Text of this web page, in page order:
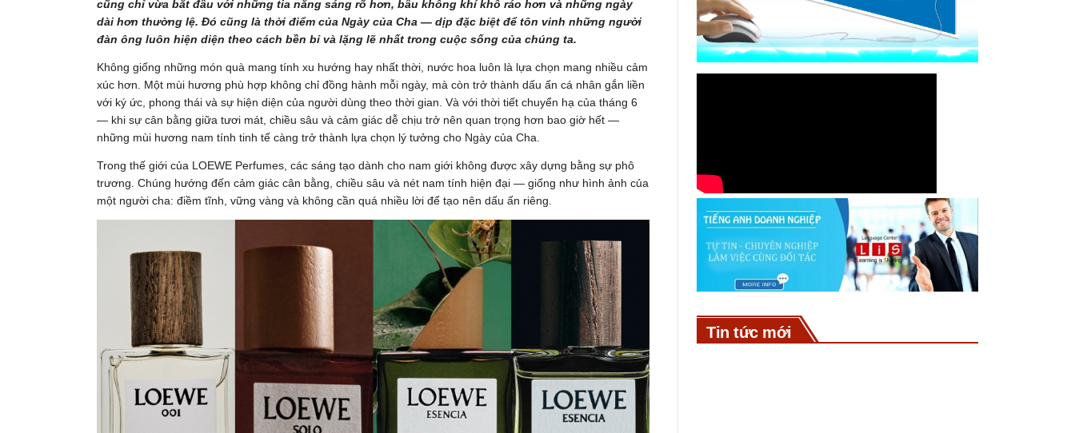
cũng chỉ vừa bắt đầu với những tia nắng sáng rõ hơn, bầu không khí khô ráo hơn và những ngày
dài hơn thường lệ. Đó cũng là thời điểm của Ngày của Cha — dịp đặc biệt để tôn vinh những người
đàn ông luôn hiện diện theo cách bền bỉ và lặng lẽ nhất trong cuộc sống của chúng ta.
Không giống những món quà mang tính xu hướng hay nhất thời, nước hoa luôn là lựa chọn mang nhiều cảm
xúc hơn. Một mùi hương phù hợp không chỉ đồng hành mỗi ngày, mà còn trở thành dấu ấn cá nhân gắn liền
với ký ức, phong thái và sự hiện diện của người dùng theo thời gian. Và với thời tiết chuyển hạ của tháng 6
— khi sự cân bằng giữa tươi mát, chiều sâu và cảm giác dễ chịu trở nên quan trọng hơn bao giờ hết —
những mùi hương nam tính tinh tế càng trở thành lựa chọn lý tưởng cho Ngày của Cha.
Trong thế giới của LOEWE Perfumes, các sáng tạo dành cho nam giới không được xây dựng bằng sự phô
trương. Chúng hướng đến cảm giác cân bằng, chiều sâu và nét nam tính hiện đại — giống như hình ảnh của
một người cha: điềm tĩnh, vững vàng và không cần quá nhiều lời để tạo nên dấu ấn riêng.
Tin tức mới